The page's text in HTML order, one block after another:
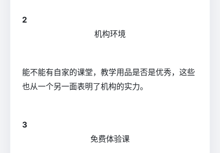
2
机构环境
能不能有自家的课堂，教学用品是否是优秀，这些
也从一个另一面表明了机构的实力。
3
免费体验课